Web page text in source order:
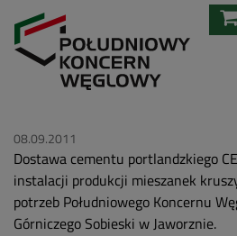
do
08.09.2011
Dostawa cementu portlandzkiego
instalacji produkcji mieszanek
potrzeb Południowego Koncernu
Górniczego Sobieski w Jaworznie.